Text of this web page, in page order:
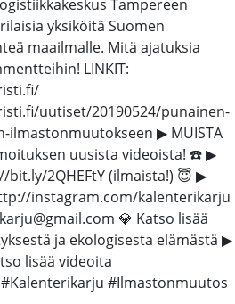
Tampereen
yksiköitä Suomen
maailmalle. Mitä ajatuksia
LINKIT:
uutiset/20190524/punainen-
ilmastonmuutokseen ▶ MUISTA
uusista videoista! ☎️ ▶
2QHEFtY (ilmaista!) 😇 ▶
instagram.com/kalenterikarju
💎 Katso lisää
ja ekologisesta elämästä ▶
lisää videoita
#Ilmastonmuutos